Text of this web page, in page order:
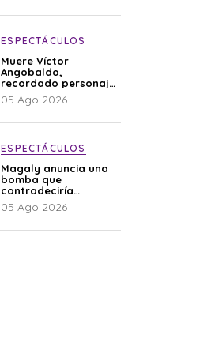
ESPECTÁCULOS
Muere Víctor
Angobaldo,
recordado personaje
de la farándula y
expareja de Shirley
05 Ago 2026
ESPECTÁCULOS
Magaly anuncia una
bomba que
contradeciría
comunicado de La
Bella Luz: “Hay un
05 Ago 2026